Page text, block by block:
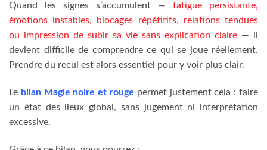
Quand les signes s’accumulent — fatigue persistante,
émotions instables, blocages répétitifs, relations tendues
ou impression de subir sa vie sans explication claire — il
devient difficile de comprendre ce qui se joue réellement.
Prendre du recul est alors essentiel pour y voir plus clair.
Le bilan Magie noire et rouge permet justement cela : faire
un état des lieux global, sans jugement ni interprétation
excessive.